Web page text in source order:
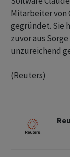
Mitarbeiter von
gegründet. Sie
zuvor aus
unzureichend
(Reuters)